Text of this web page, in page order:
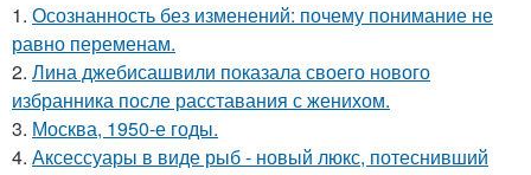
1. Осознанность без изменений: почему понимание не
равно переменам.
2. Лина джебисашвили показала своего нового
избранника после расставания с женихом.
3. Москва, 1950-е годы.
4. Аксессуары в виде рыб - новый люкс, потеснивший